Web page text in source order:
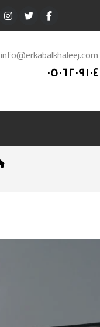
info@erkabalkhaleej.com
٠٥٠٦٢٠٩١٠٤